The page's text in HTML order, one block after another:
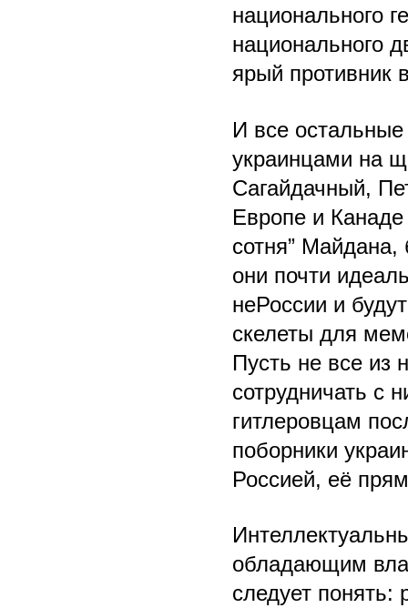
национального
национального
ярый противник
И все
украинцами на
Сагайдачный,
Европе и
сотня” Майдана,
они почти
неРоссии и
скелеты для
Пусть не все из
сотрудничать с
гитлеровцам
поборники
Россией, её
обладающим
следует понять: